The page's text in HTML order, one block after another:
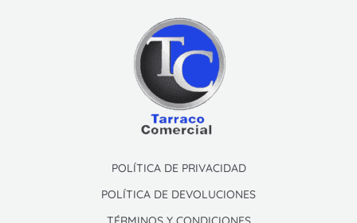
POLÍTICA DE PRIVACIDAD
POLÍTICA DE DEVOLUCIONES